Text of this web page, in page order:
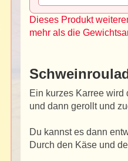
Dieses Produkt
mehr als die
Ein kurzes Karree
und dann gerollt und
Du kannst es dann
Durch den Käse und